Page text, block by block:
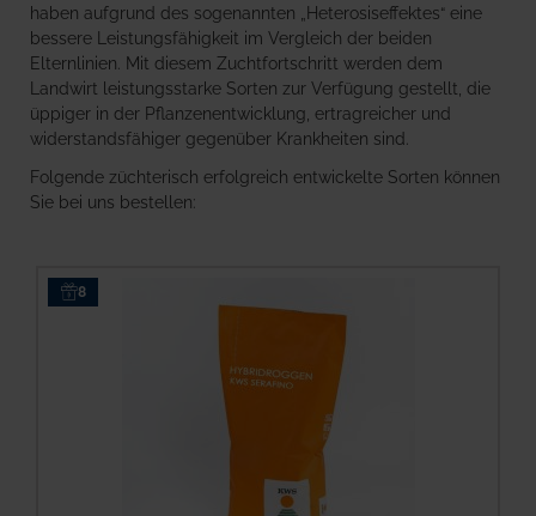
haben aufgrund des sogenannten „Heterosiseffektes“ eine
bessere Leistungsfähigkeit im Vergleich der beiden
Elternlinien. Mit diesem Zuchtfortschritt werden dem
Landwirt leistungsstarke Sorten zur Verfügung gestellt, die
üppiger in der Pflanzenentwicklung, ertragreicher und
widerstandsfähiger gegenüber Krankheiten sind.
Folgende züchterisch erfolgreich entwickelte Sorten können
Sie bei uns bestellen:
8